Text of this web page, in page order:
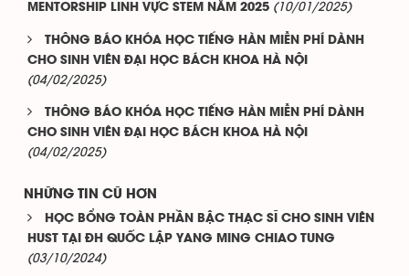
MENTORSHIP LĨNH VỰC STEM NĂM 2025 (10/01/2025)
THÔNG BÁO KHÓA HỌC TIẾNG HÀN MIỄN PHÍ DÀNH
CHO SINH VIÊN ĐẠI HỌC BÁCH KHOA HÀ NỘI
(04/02/2025)
THÔNG BÁO KHÓA HỌC TIẾNG HÀN MIỄN PHÍ DÀNH
CHO SINH VIÊN ĐẠI HỌC BÁCH KHOA HÀ NỘI
(04/02/2025)
NHỮNG TIN CŨ HƠN
HỌC BỔNG TOÀN PHẦN BẬC THẠC SĨ CHO SINH VIÊN
HUST TẠI ĐH QUỐC LẬP YANG MING CHIAO TUNG
(03/10/2024)